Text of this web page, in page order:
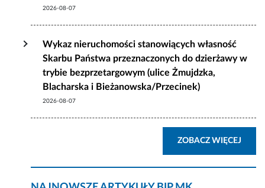
2026-08-07
Wykaz nieruchomości stanowiących własność
Skarbu Państwa przeznaczonych do dzierżawy w
trybie bezprzetargowym (ulice Żmujdzka,
Blacharska i Bieżanowska/Przecinek)
2026-08-07
ZOBACZ WIĘCEJ